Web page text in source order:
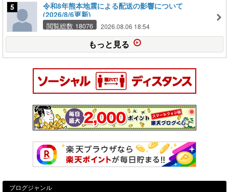
令和8年熊本地震による配送の影響について
(2026/8/6更新)
閲覧総数 18076
2026.08.06 18:54
もっと見る
ブログジャンル